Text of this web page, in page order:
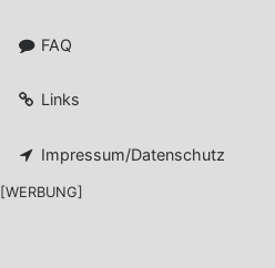
FAQ
Links
Impressum/Datenschutz
[WERBUNG]